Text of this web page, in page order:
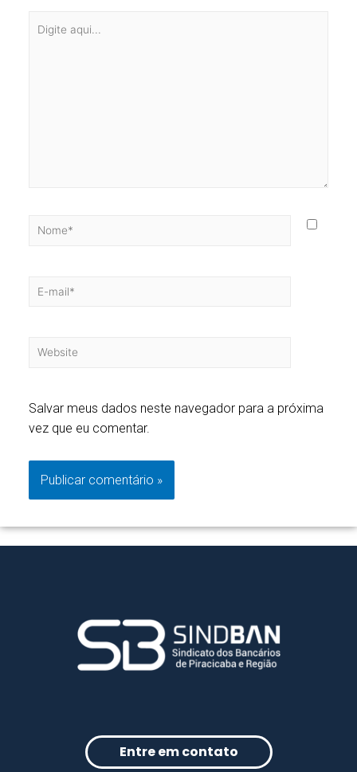
Salvar meus dados neste navegador para a próxima
vez que eu comentar.
Entre em contato